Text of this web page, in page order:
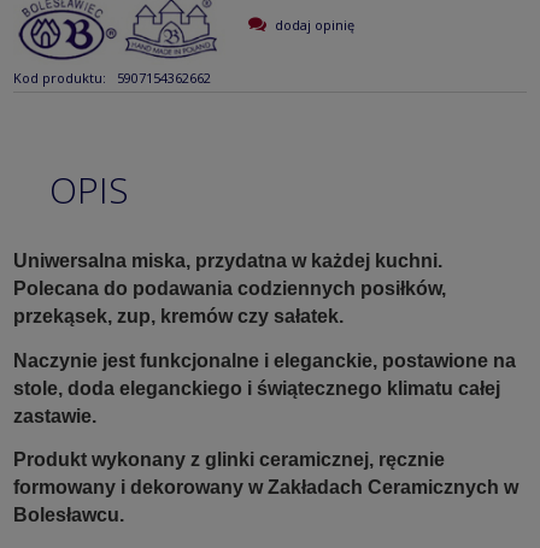
Kod produktu: 5907154362662
dodaj opinię
OPIS
Uniwersalna miska, przydatna w każdej kuchni.
Polecana do podawania codziennych posiłków,
przekąsek, zup, kremów czy sałatek.
Naczynie jest funkcjonalne i eleganckie, postawione na
stole, doda eleganckiego i świątecznego klimatu całej
zastawie.
Produkt wykonany z glinki ceramicznej, ręcznie
formowany i dekorowany w Zakładach Ceramicznych w
Bolesławcu.